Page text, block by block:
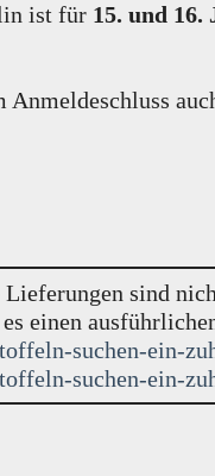
ist für 15. und 16.
sind
einen
suchen-ein-
suchen-ein-